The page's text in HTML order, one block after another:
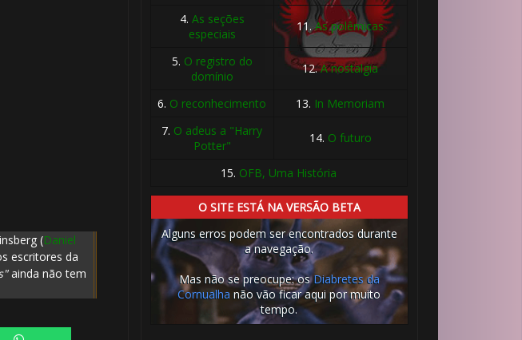
(Daniel
escritores da
ainda não tem
4. As seções
especiais
11.As polêmicas
5. O registro do
domínio
12.A nostalgia
6. O reconhecimento 13. In Memoriam
7. O adeus a "Harry
Potter"
14. O futuro
15. OFB, Uma História
O SITE ESTÁ NA VERSÃO BETA
Alguns erros podem ser encontrados durante
a navegação.
Mas não se preocupe: osDiabretes da
Cornualha não vão ficar aqui por muito
tempo.
⚡
⚡